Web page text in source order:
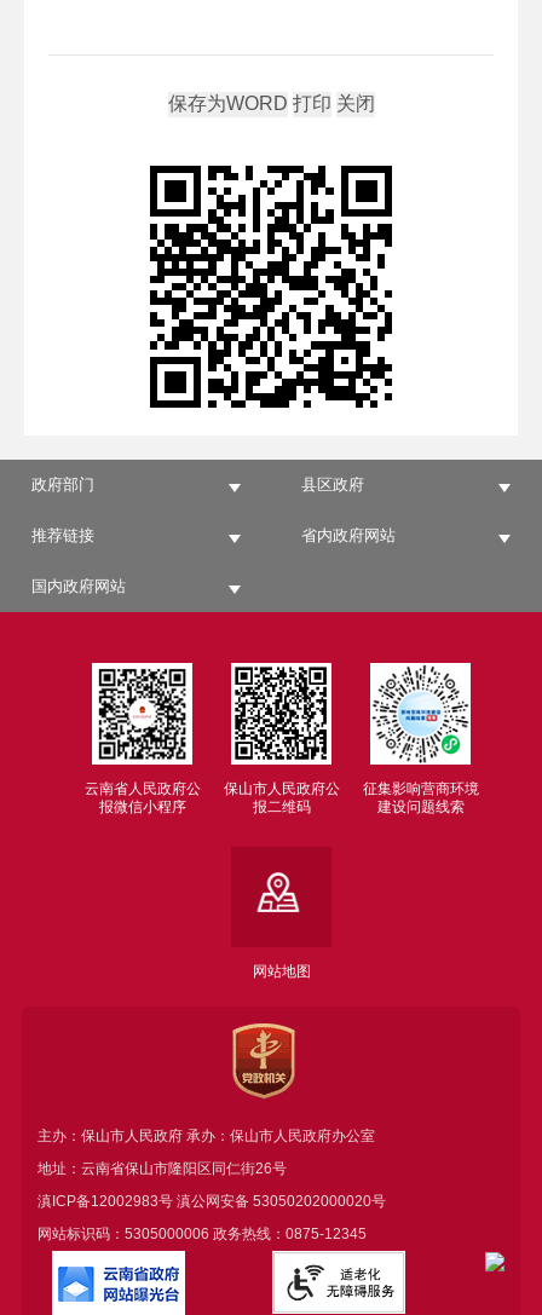
政府部门 县区政府
推荐链接 省内政府网站
国内政府网站
云南省人民政府公
报微信小程序
保山市人民政府公
报二维码
征集影响营商环境
建设问题线索
网站地图
主办：保山市人民政府 承办：保山市人民政府办公室
地址：云南省保山市隆阳区同仁街26号
滇ICP备12002983号滇公网安备 53050202000020号
网站标识码：5305000006 政务热线：0875-12345